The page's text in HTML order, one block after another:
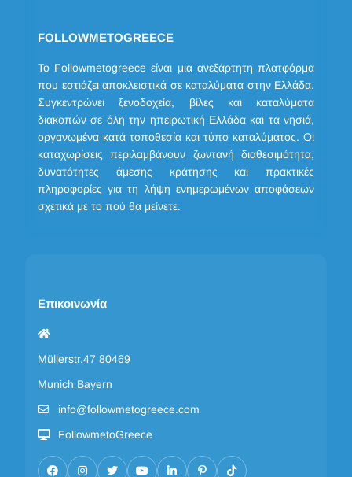
FOLLOWMETOGREECE
Το Followmetogreece είναι μια ανεξάρτητη πλατφόρμα
που εστιάζει αποκλειστικά σε καταλύματα στην Ελλάδα.
Συγκεντρώνει ξενοδοχεία, βίλες και καταλύματα
διακοπών σε όλη την ηπειρωτική Ελλάδα και τα νησιά,
οργανωμένα κατά τοποθεσία και τύπο καταλύματος. Οι
καταχωρίσεις περιλαμβάνουν ζωντανή διαθεσιμότητα,
δυνατότητες άμεσης κράτησης και πρακτικές
πληροφορίες για τη λήψη ενημερωμένων αποφάσεων
σχετικά με το πού θα μείνετε.
Επικοινωνία
Müllerstr.47 80469
Munich Bayern
info@followmetogreece.com
FollowmetoGreece